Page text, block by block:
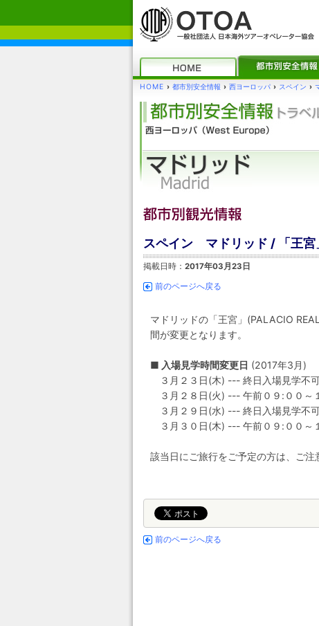
HOME › 都市別安全情報 › 西ヨーロッパ › スペイン ›
スペイン マドリッド / 「王宮
掲載日時： 2017年03月23日
前のページへ戻る
マドリッドの「王宮」(PALACIO
間が変更となります。
■ 入場見学時間変更日 (2017年3月)
３月２３日(木) --- 終日入場見学
３月２８日(火) --- 午前０９:００
３月２９日(水) --- 終日入場見学
３月３０日(木) --- 午前０９:００
該当日にご旅行をご予定の方は、ご注
前のページへ戻る